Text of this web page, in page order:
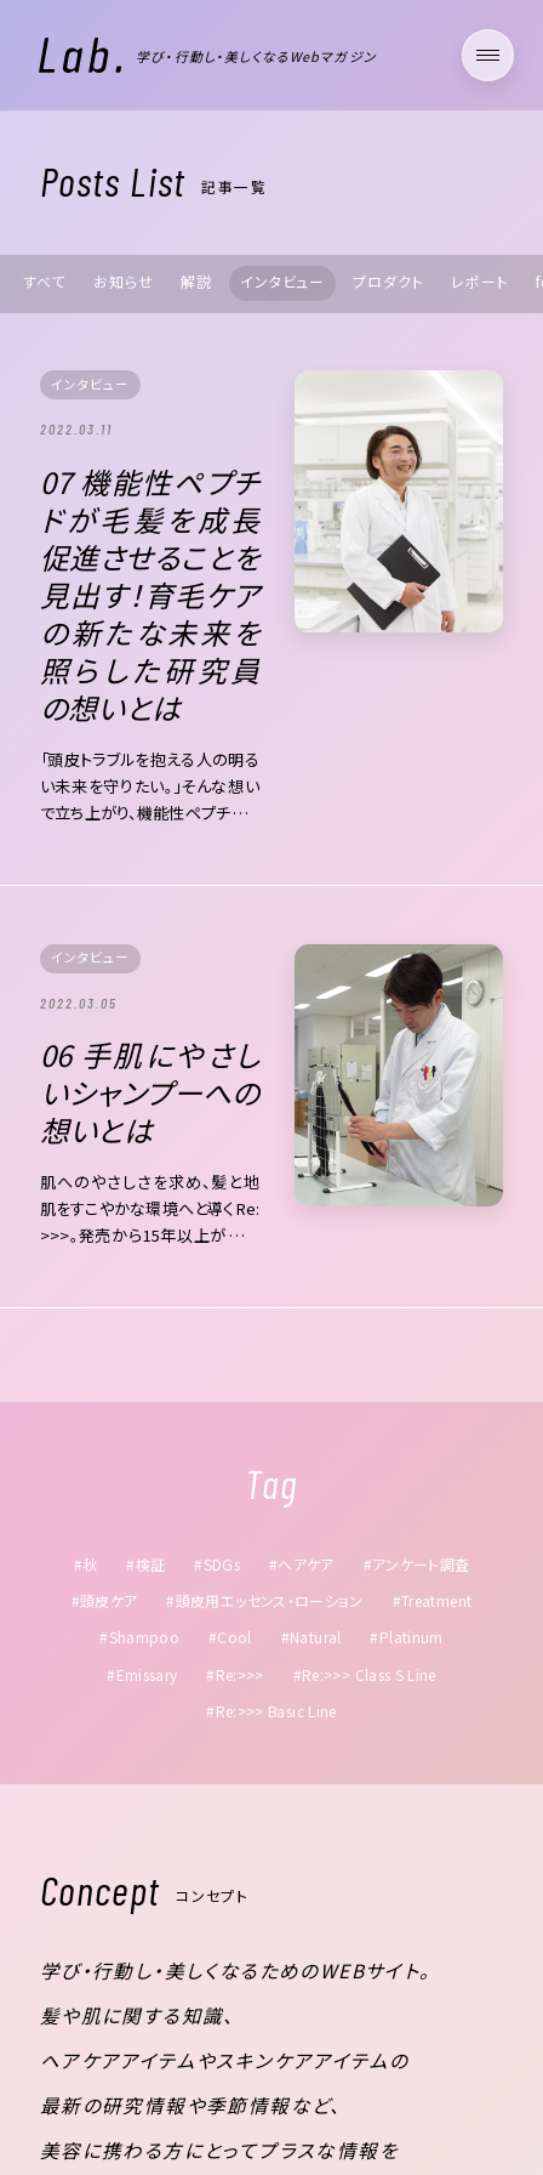
学び・行動し・美しくなるWebマガジン
Posts List 記事一覧
すべて お知らせ 解説 インタビュー プロダクト レポート
インタビュー
2022.03.11
07 機能性ペプチ
ドが毛髪を成長
促進させることを
見出す！育毛ケア
の新たな未来を
照らした研究員
の想いとは
「頭皮トラブルを抱える人の明る
い未来を守りたい。」そんな想い
で立ち上がり、機能性ペプチドの
の開発に携わり、一つひとつの
効果を追い求めた軌跡を追いま
した。 原料探索にかける研究員
の想い 従来の研究プロセスとの
を見出すために 美容師だからこ
そできる育毛ケア この手で未来
を守りたい。原料探...
インタビュー
2022.03.05
06 手肌にやさし
いシャンプーへの
想いとは
肌へのやさしさを求め、髪と地
肌をすこやかな環境へと導くRe:
>>>。発売から15年以上が経過
改めて研究者にインタビュー。
さしい洗浄成分 サロン専売品でTag
#秋 #検証 #SDGs #ヘアケア
#アンケート調査
#頭皮ケア
#頭皮用エッセンス・ローション
#Treatment
#Shampoo
#Cool #Natural
#Platinum
#Emissary
#Re:>>>
#Re:>>> Class S Line
#Re:>>> Basic Line
Concept コンセプト
学び・行動し・美しくなるためのWEBサイト。
髪や肌に関する知識、
ヘアケアアイテムやスキンケアアイテムの
最新の研究情報や季節情報など、
美容に携わる方にとってプラスな情報を